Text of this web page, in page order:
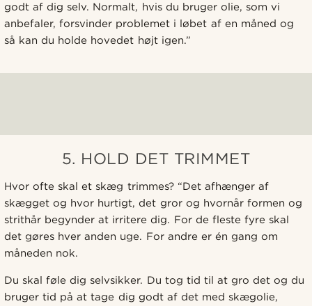
godt af dig selv. Normalt, hvis du bruger olie, som vi
anbefaler, forsvinder problemet i løbet af en måned og
så kan du holde hovedet højt igen.”
5. HOLD DET TRIMMET
Hvor ofte skal et skæg trimmes? “Det afhænger af
skægget og hvor hurtigt, det gror og hvornår formen og
strithår begynder at irritere dig. For de fleste fyre skal
det gøres hver anden uge. For andre er én gang om
måneden nok.
Du skal føle dig selvsikker. Du tog tid til at gro det og du
bruger tid på at tage dig godt af det med skægolie,